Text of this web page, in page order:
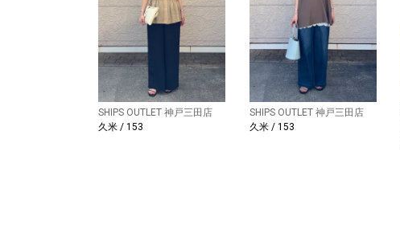
SHIPS OUTLET 神戸三田店
久米 / 153
SHIPS OUTLET 神戸三田店
久米 / 153